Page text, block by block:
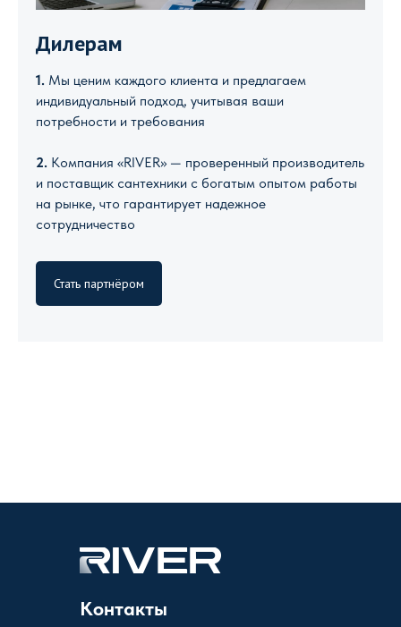
Дилерам
1. Мы ценим каждого клиента и предлагаем
индивидуальный подход, учитывая ваши
потребности и требования
2. Компания «RIVER» — проверенный производитель
и поставщик сантехники с богатым опытом работы
на рынке, что гарантирует надежное
сотрудничество
Стать партнёром
Контакты